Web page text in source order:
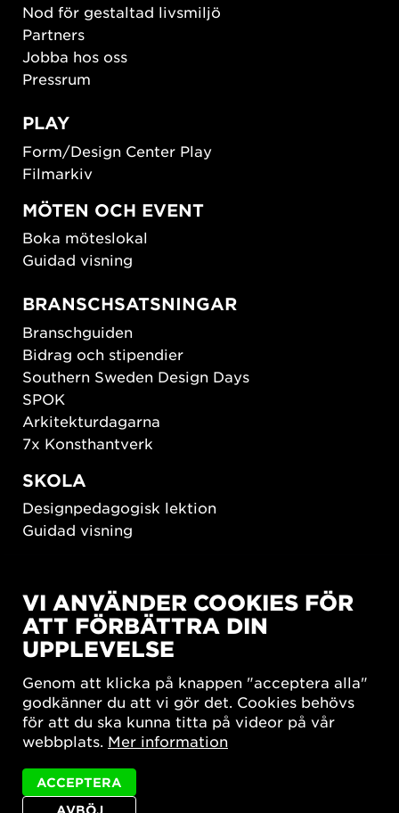
Nod för gestaltad livsmiljö
Partners
Jobba hos oss
Pressrum
PLAY
Form/Design Center Play
Filmarkiv
MÖTEN OCH EVENT
Boka möteslokal
Guidad visning
BRANSCHSATSNINGAR
Branschguiden
Bidrag och stipendier
Southern Sweden Design Days
SPOK
Arkitekturdagarna
7x Konsthantverk
SKOLA
Designpedagogisk lektion
Guidad visning
New European Bauhaus
SUSTAINORDIC
Share Future Living
What Matter_s
Integritetspolicy
VI ANVÄNDER COOKIES FÖR
ATT FÖRBÄTTRA DIN
UPPLEVELSE
Genom att klicka på knappen "acceptera alla"
godkänner du att vi gör det. Cookies behövs
för att du ska kunna titta på videor på vår
webbplats. Mer information
AVBÖJ
ACCEPTERA